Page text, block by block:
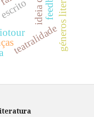
escrito
teatralidade